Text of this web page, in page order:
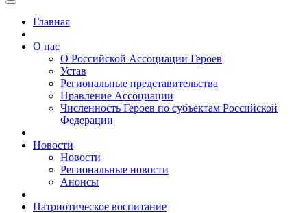
Главная
О нас
О Российской Ассоциации Героев
Устав
Региональные представительства
Правление Ассоциации
Численность Героев по субъектам Российской
Федерации
Новости
Новости
Региональные новости
Анонсы
Патриотическое воспитание